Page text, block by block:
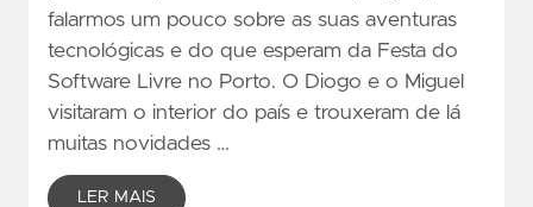
falarmos um pouco sobre as suas aventuras
tecnológicas e do que esperam da Festa do
Software Livre no Porto. O Diogo e o Miguel
visitaram o interior do país e trouxeram de lá
muitas novidades …
LER MAIS